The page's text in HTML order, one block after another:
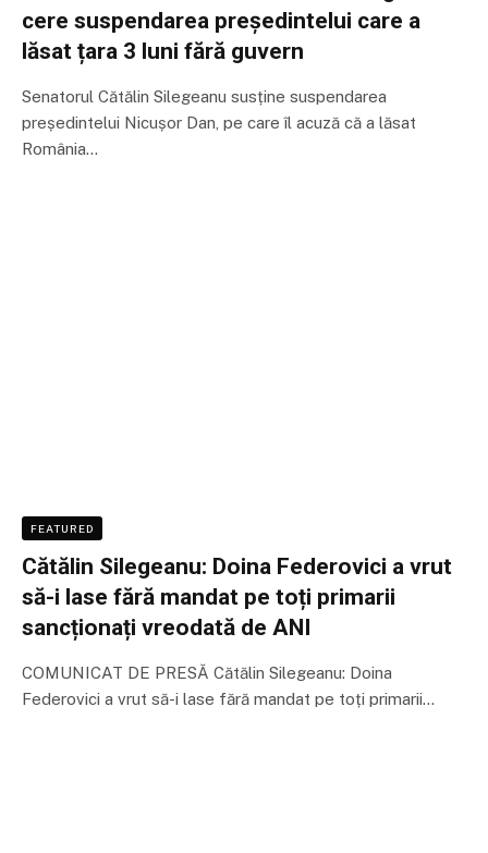
cere suspendarea președintelui care a
lăsat țara 3 luni fără guvern
Senatorul Cătălin Silegeanu susține suspendarea
președintelui Nicușor Dan, pe care îl acuză că a lăsat
România…
FEATURED
Cătălin Silegeanu: Doina Federovici a vrut
să-i lase fără mandat pe toți primarii
sancționați vreodată de ANI
COMUNICAT DE PRESĂ Cătălin Silegeanu: Doina
Federovici a vrut să-i lase fără mandat pe toți primarii…